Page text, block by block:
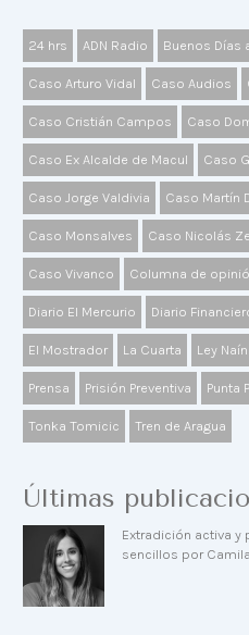
24 hrs ADN Radio Buenos Días
Caso Arturo Vidal Caso Audios
Caso Cristián Campos Caso
Caso Ex Alcalde de Macul Caso
Caso Jorge Valdivia Caso Martín
Caso Monsalves Caso Nicolás
Caso Vivanco Columna de
Diario El Mercurio Diario
El Mostrador La Cuarta Ley
Prensa Prisión Preventiva Punta
Tonka Tomicic Tren de Aragua
Últimas
Extradición activa y
sencillos por